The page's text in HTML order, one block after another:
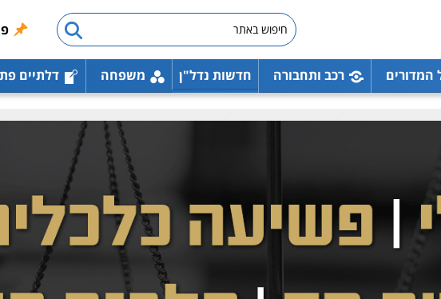
המדורים רכב ותחבורה חדשות נדל"ן משפחה דלתיים